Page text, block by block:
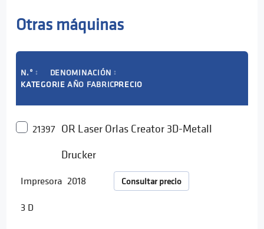
Otras máquinas
N.º ↕ DENOMINACIÓN ↕
KATEGORIE AÑO FABRIC↕
PRECIO
21397 OR Laser Orlas Creator 3D-Metall
Drucker
Impresora
3 D
2018 Consultar precio